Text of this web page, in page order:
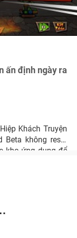
ấn định ngày ra
Khách Truyện
không reset
kho ứng dụng để